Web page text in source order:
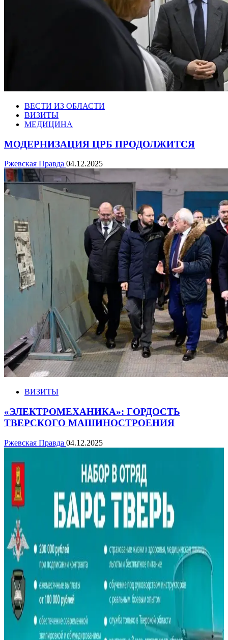
ВЕСТИ ИЗ ОБЛАСТИ
ВИЗИТЫ
МЕДИЦИНА
МОДЕРНИЗАЦИЯ ЦРБ ПРОДОЛЖИТСЯ
Ржевская Правда 04.12.2025
ВИЗИТЫ
«ЭЛЕКТРОМЕХАНИКА»: ГОРДОСТЬ
ТВЕРСКОГО МАШИНОСТРОЕНИЯ
Ржевская Правда 04.12.2025